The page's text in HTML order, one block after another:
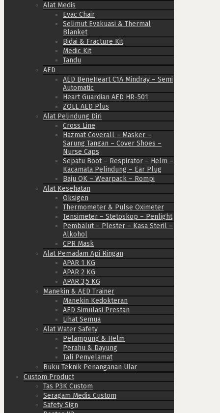
Alat Medis
Evac Chair
Selimut Evakuasi & Thermal
Blanket
Bidai & Fracture Kit
Medic Kit
Tandu
AED
AED BeneHeart C1A Mindray – Semi
Automatic
Heart Guardian AED HR-501
ZOLL AED Plus
Alat Pelindung Diri
Cross Line
Hazmat Coverall – Masker –
Sarung Tangan – Cover Shoes –
Nurse Caps
Sepatu Boot – Respirator – Helm –
Kacamata Pelindung – Ear Plug
Baju OK – Wearpack – Rompi
Alat Kesehatan
Oksigen
Thermometer & Pulse Oximeter
Tensimeter – Stetoskop – Penlight
Pembalut – Plester – Kasa Steril –
Alkohol
CPR Mask
Alat Pemadam Api Ringan
APAR 1 KG
APAR 2 KG
APAR 3,5 KG
Manekin & AED Trainer
Manekin Kedokteran
AED Simulasi Prestan
Lihat Semua
Alat Water Safety
Pelampung & Helm
Perahu & Dayung
Tali Penyelamat
Buku Teknik Penanganan Ular
Custom Product
Tas P3K Custom
Seragam Medis Custom
Safety Sign